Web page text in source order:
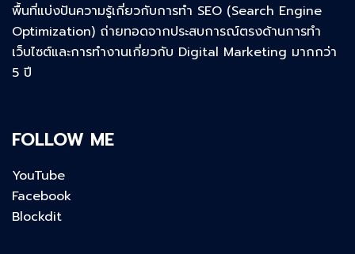
พื้นที่แบ่งปันความรู้เกี่ยวกับการทำ SEO (Search Engine
Optimization) ถ่ายทอดจากประสบการณ์ตรงด้านการทำ
เว็บไซต์และการทำงานเกี่ยวกับ Digital Marketing มากกว่า
5 ปี
FOLLOW ME
YouTube
Facebook
Blockdit